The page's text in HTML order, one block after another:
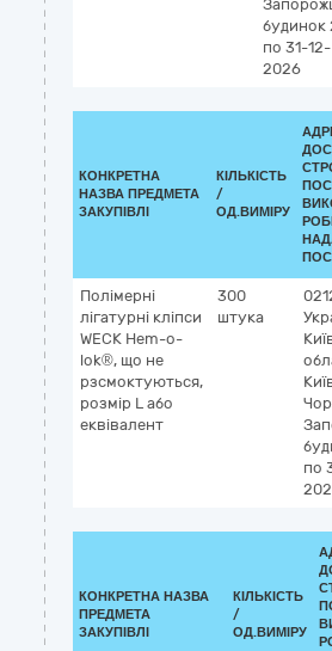
будинок
по 31-12-
2026
КОНКРЕТНА
НАЗВА ПРЕДМЕТА
ЗАКУПІВЛІ
КІЛЬКІСТЬ
/
ОД.ВИМІРУ
Полімерні
лігатурні кліпси
WECK Hem-o-
lok®, що не
рзсмоктуються,
розмір L або
еквівалент
300
штука
по
КОНКРЕТНА НАЗВА
ПРЕДМЕТА
ЗАКУПІВЛІ
КІЛЬКІСТЬ
/
ОД.ВИМІРУ